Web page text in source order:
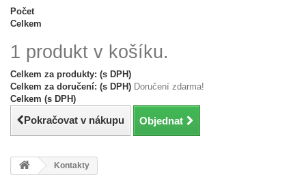
Počet
Celkem
1 produkt v košíku.
Celkem za produkty: (s DPH)
Celkem za doručení: (s DPH) Doručení zdarma!
Celkem (s DPH)
Pokračovat v nákupu Objednat
Kontakty